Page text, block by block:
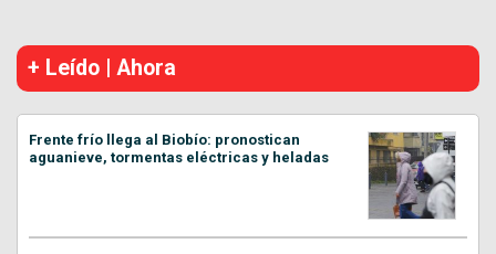
+ Leído | Ahora
Frente frío llega al Biobío: pronostican
aguanieve, tormentas eléctricas y heladas